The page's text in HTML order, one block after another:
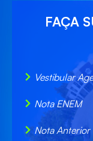
FAÇA
Vestibular
Nota ENEM
Nota Anterior